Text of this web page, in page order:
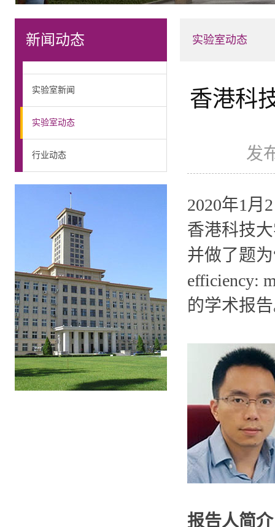
新闻动态
实验室新闻
实验室动态
行业动态
实验室动态
香港科
发
2020年1月
香港科技
并做了题为
efficiency:
的学术报
报告人简介